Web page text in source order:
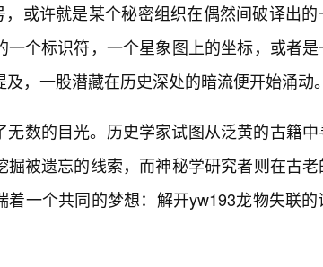
，或许就是某个秘密组织在偶然间破译出
一个标识符，一个星象图上的坐标，或者
，一股潜藏在历史深处的暗流便开始涌动。
无数的目光。历史学家试图从泛黄的古籍
掘被遗忘的线索，而神秘学研究者则在古
着一个共同的梦想：解开yw193龙物失联